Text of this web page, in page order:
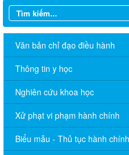
Văn bản chỉ đạo điều hành
Thông tin y học
Nghiên cứu khoa học
Xử phạt vi phạm hành chính
Biểu mẫu - Thủ tục hành chính
THÔNG BÁO V/v niêm yết
chính sửa đổi, bổ sung trong
thực phẩm thuộc phạm vi quản
Nai
THÔNG BÁO Về việc niêm
QR-Code